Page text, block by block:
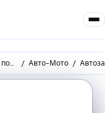
Бесплатная база производителей и поставщиков товаров оптом Авто-Мото